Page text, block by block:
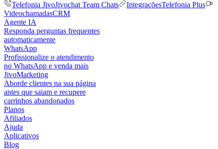
Telefonia JivoJivochat Team Chats IntegraçõesTelefonia Plus
VideochamadasCRM
Agente IA
Responda perguntas frequentes
automaticamente
WhatsApp
Profissionalize o atendimento
no WhatsApp e venda mais
JivoMarketing
Aborde clientes na sua página
antes que saiam e recupere
carrinhos abandonados
Planos
Afiliados
Ajuda
Aplicativos
Blog